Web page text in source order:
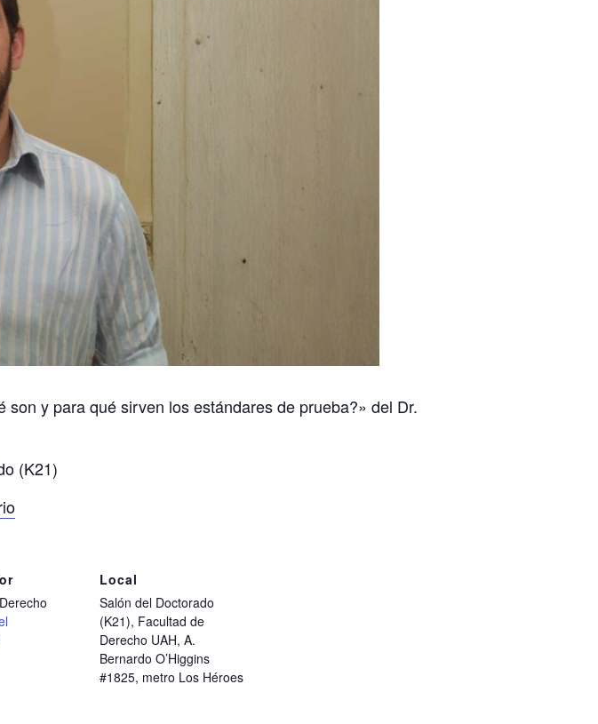
son y para qué sirven los estándares de prueba?» del Dr.
(K21)
Local
Salón del Doctorado
(K21), Facultad de
Derecho UAH, A.
Bernardo O’Higgins
#1825, metro Los Héroes